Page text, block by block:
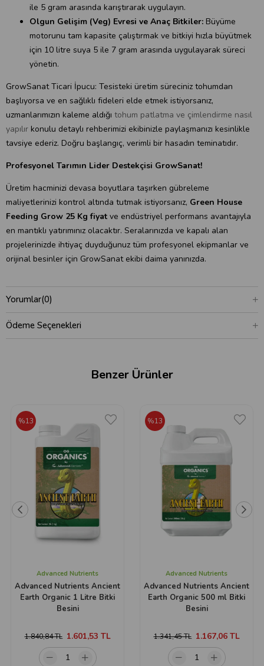
ile 5 gram arasında karıştırarak uygulayın.
Olgun Gelişim (Veg) Evresi ve Anaç Bitkiler: Büyüme
motorunu tam kapasite çalıştırmak ve bitkiyi hızla büyütmek
için 10 litre suya 5 ile 7 gram arasında uygulayarak süreci
yönetin.
GrowSanat Ticari İpucu: Tesisteki üretim süreciniz tohumdan
başlıyorsa ve en sağlıklı fideleri elde etmek istiyorsanız,
uzmanlarımızın kaleme aldığı tohum patlatma ve çimlendirme nasıl
yapılır konulu detaylı rehberimizi ekibinizle paylaşmanızı kesinlikle
tavsiye ederiz. Doğru başlangıç, verimli bir hasadın teminatıdır.
Profesyonel Tarımın Lider Destekçisi GrowSanat!
Üretim hacminizi devasa boyutlara taşırken gübreleme
maliyetlerinizi kontrol altında tutmak istiyorsanız, Green House
Feeding Grow 25 Kg fiyat ve endüstriyel performans avantajıyla
en mantıklı yatırımınız olacaktır. Seralarınızda ve kapalı alan
projelerinizde ihtiyaç duyduğunuz tüm profesyonel ekipmanlar ve
orijinal besinler için GrowSanat ekibi daima yanınızda.
Yorumlar(0)
Ödeme Seçenekleri
Benzer Ürünler
Advanced Nutrients
Advanced Nutrients Ancient
Earth Organic 1 Litre Bitki
Besini
1.601,53 TL
1.840,84 TL
%13
Advanced Nutrients
Advanced Nutrients Ancient
Earth Organic 500 ml Bitki
Besini
1.167,06 TL
1.341,45 TL
%13